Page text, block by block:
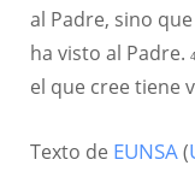
al Padre, sino
ha visto al Padre.
el que cree tiene
Texto de EUNSA(